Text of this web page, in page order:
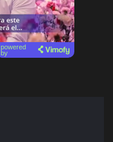
powered
by